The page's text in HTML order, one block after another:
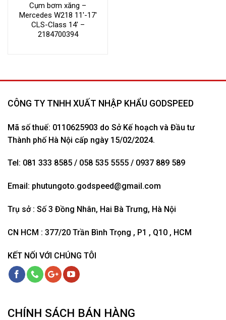
Cụm bơm xăng –
Mercedes W218 11′-17′
CLS-Class 14′ –
2184700394
CÔNG TY TNHH XUẤT NHẬP KHẨU GODSPEED
Mã số thuế: 0110625903 do Sở Kế hoạch và Đầu tư
Thành phố Hà Nội cấp ngày 15/02/2024.
Tel: 081 333 8585 / 058 535 5555 / 0937 889 589
Email: phutungoto.godspeed@gmail.com
Trụ sở : Số 3 Đồng Nhân, Hai Bà Trưng, Hà Nội
CN HCM : 377/20 Trần Bình Trọng , P1 , Q10 , HCM
KẾT NỐI VỚI CHÚNG TÔI
CHÍNH SÁCH BÁN HÀNG